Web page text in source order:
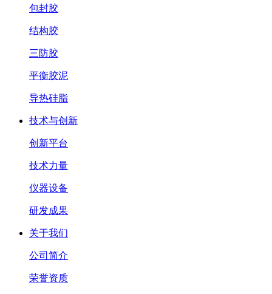
包封胶
结构胶
三防胶
平衡胶泥
导热硅脂
技术与创新
创新平台
技术力量
仪器设备
研发成果
关于我们
公司简介
荣誉资质